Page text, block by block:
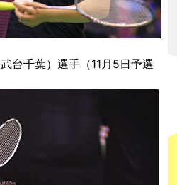
台千葉）選手（11月5日予選